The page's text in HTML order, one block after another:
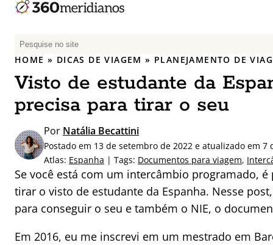
P
e
q
u
i
a
r
p
o
:
HOME » DICAS DE VIAGEM » PLANEJAMENTO DE
Visto de estudante da
precisa para tirar o seu
Por Natália Becattini
Postado em 13 de setembro de 2022 e atualizado em 7
Atlas: Espanha | Tags: Documentos para viagem,
Se você está com um intercâmbio programado,
tirar o visto de estudante da Espanha. Nesse
para conseguir o seu e também o NIE, o
Em 2016, eu me inscrevi em um mestrado em